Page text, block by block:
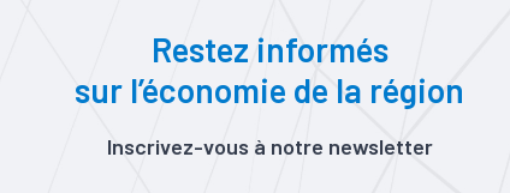
Restez informés
sur l’économie de la région
Inscrivez-vous à notre newsletter